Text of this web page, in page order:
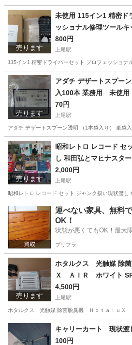
埼玉 上尾市 上尾駅 その他
売ります
未使用 115イン1 精密ド
ッショナル修理ツール
数のビット付き 電子機
自動車のメンテナンス
セット
800円
上尾駅
115イン1 精密ドライバーセット プロフェッショ
埼玉 上尾市 上尾駅 その他 フラ
売ります
アダチ デザートスプー
入100本 業務用 未使用
70円
上尾駅
アダチ デザートスプーン透明 （1本袋入り） 単袋
埼玉 上尾市 上尾駅 デザ
売ります
昭和レトロ レコード セ
し 和田弘とマヒナスタ
夫 高樹一郎 笹みどり パ
ス タンゴ ダンス カラオ
古賀メロディ 大正琴 ギ
2,000円
上尾駅
昭和レトロ レコード セット ジャンク扱い現状渡
埼玉 上尾市 上尾駅 その他 民謡
運べない家具、無料
OK！
状態が悪くてもOK！最大
プリフラ
売ります
ホタルクス 光触媒 除
Ｘ ＡＩＲ ホワイト
スク周り 会議室 対面
レ 授乳室 美容サロン
4,500円
上尾駅
ホタルクス 光触媒 除菌脱臭機 ＨｏｔａｌｕＸ
埼玉 上尾市 上尾駅 その他
キャリーカート 現状渡
100円